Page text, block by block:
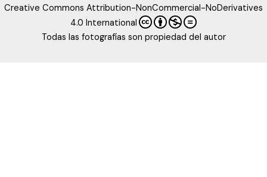
Creative Commons Attribution-NonCommercial-NoDerivatives
4.0 International
Todas las fotografías son propiedad del autor